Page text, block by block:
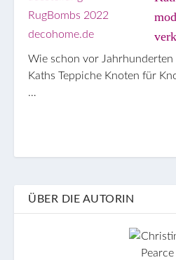
Wie schon vor Jahrhunderten
Kaths Teppiche Knoten für
…
ÜBER DIE AUTORIN